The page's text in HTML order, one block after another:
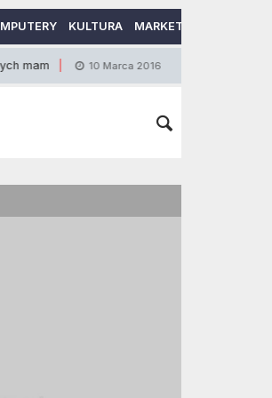
KULTURA MARKETING
10 Marca 2016 Jak wybrać najlepszą lokatę?